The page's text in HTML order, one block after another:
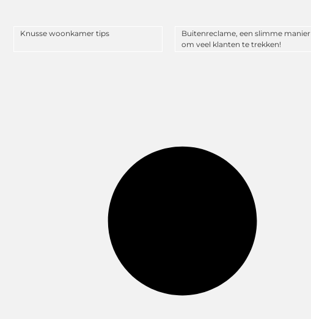
Knusse woonkamer tips
Buitenreclame, een slimme manier
om veel klanten te trekken!